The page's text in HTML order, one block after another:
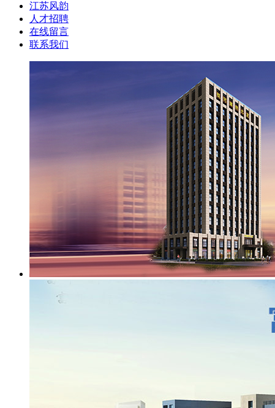
江苏风韵
人才招聘
在线留言
联系我们